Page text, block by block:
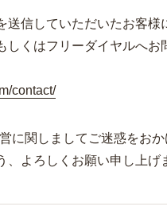
送信していただいたお客
しくはフリーダイヤルへお
contact/
に関しましてご迷惑をお
よろしくお願い申し上げ